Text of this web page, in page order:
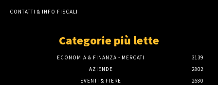
CONTATTI & INFO FISCALI
Categorie più lette
ECONOMIA & FINANZA - MERCATI
3139
AZIENDE
2802
EVENTI & FIERE
2680